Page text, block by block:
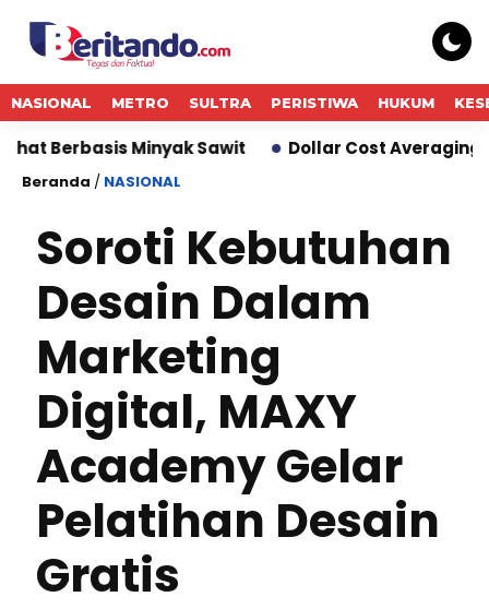
NASIONAL METRO SULTRA PERISTIWA HUKUM
Minyak Sawit Dollar Cost Averaging dalam
Beranda / NASIONAL
Soroti Kebutuhan
Desain Dalam
Marketing
Digital, MAXY
Academy Gelar
Pelatihan Desain
Gratis